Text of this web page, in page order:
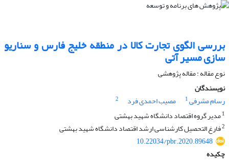
بررسی الگوی تجارت کالا در منطقه خلیج فارس و سناریو
سازی مسیر آتی
نوع مقاله : مقاله پژوهشی
نویسندگان
رسام مشرفی1 مصیب احمدی فرد
2
1مدیر گروه اقتصاد دانشگاه شهید بهشتی
2فارغ التحصیل کارشناسی ارشد اقتصاد دانشگاه شهید بهشتی
10.22034/pbr.2020.89648
چکیده